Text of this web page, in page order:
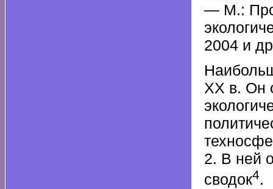
— М.:
2004 и
XX в. Он
2. В ней
сводок4.